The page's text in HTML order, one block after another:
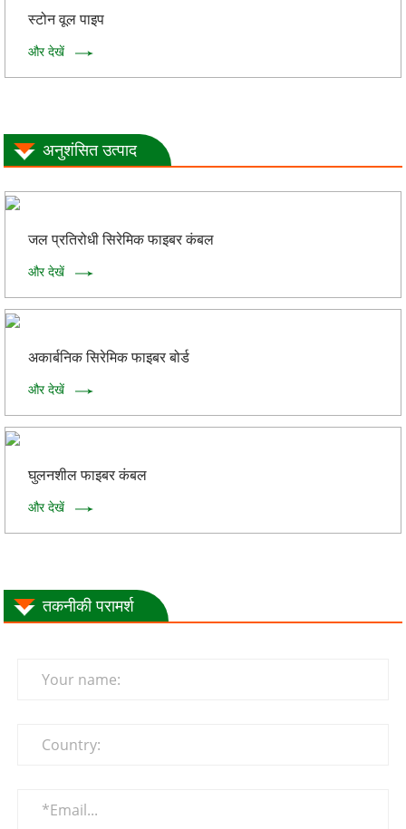
स्टोन वूल पाइप
और देखें
अनुशंसित उत्पाद
जल प्रतिरोधी सिरेमिक फाइबर कंबल
और देखें
अकार्बनिक सिरेमिक फाइबर बोर्ड
और देखें
घुलनशील फाइबर कंबल
और देखें
तकनीकी परामर्श